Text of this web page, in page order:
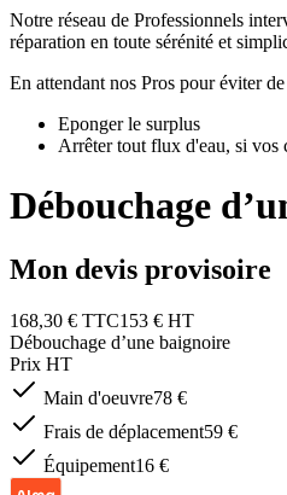
Notre réseau de Professionnels
réparation en toute sérénité et
En attendant nos Pros pour éviter
Eponger le surplus
Arrêter tout flux d'eau, si vos
Débouchage
Mon devis provisoire
168,30 € TTC153 € HT
Débouchage d’une baignoire
Prix HT
Main d'oeuvre78 €
Frais de déplacement59 €
Équipement16 €